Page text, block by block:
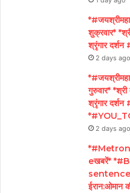
शुक्रवार*
श्रृंगार दर्शन
2 days ago
गुरुवार*
श्रृंगार दर्शन
2 days ago
eखबरें*
ईरान:ओमान